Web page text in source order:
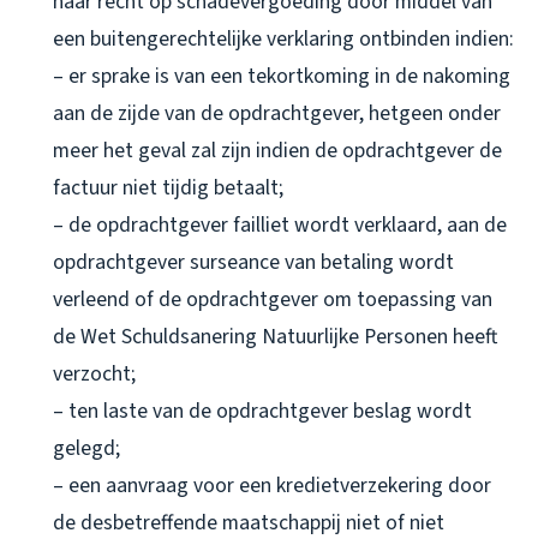
een buitengerechtelijke verklaring ontbinden indien:
– er sprake is van een tekortkoming in de nakoming
aan de zijde van de opdrachtgever, hetgeen onder
meer het geval zal zijn indien de opdrachtgever de
factuur niet tijdig betaalt;
– de opdrachtgever failliet wordt verklaard, aan de
opdrachtgever surseance van betaling wordt
verleend of de opdrachtgever om toepassing van
de Wet Schuldsanering Natuurlijke Personen heeft
verzocht;
– ten laste van de opdrachtgever beslag wordt
gelegd;
– een aanvraag voor een kredietverzekering door
de desbetreffende maatschappij niet of niet